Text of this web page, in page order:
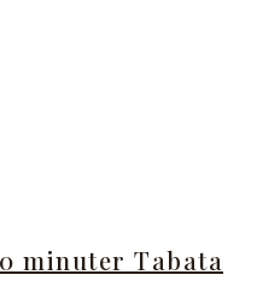
minuter Tabata